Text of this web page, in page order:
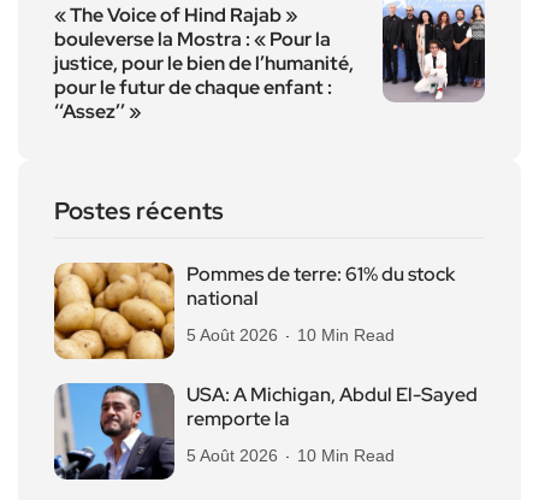
« The Voice of Hind Rajab »
bouleverse la Mostra : « Pour la
justice, pour le bien de l’humanité,
pour le futur de chaque enfant :
‘‘Assez’’ »
Postes récents
Pommes de terre: 61% du stock
national
5 Août 2026 10 Min Read
USA: A Michigan, Abdul El-Sayed
remporte la
5 Août 2026 10 Min Read